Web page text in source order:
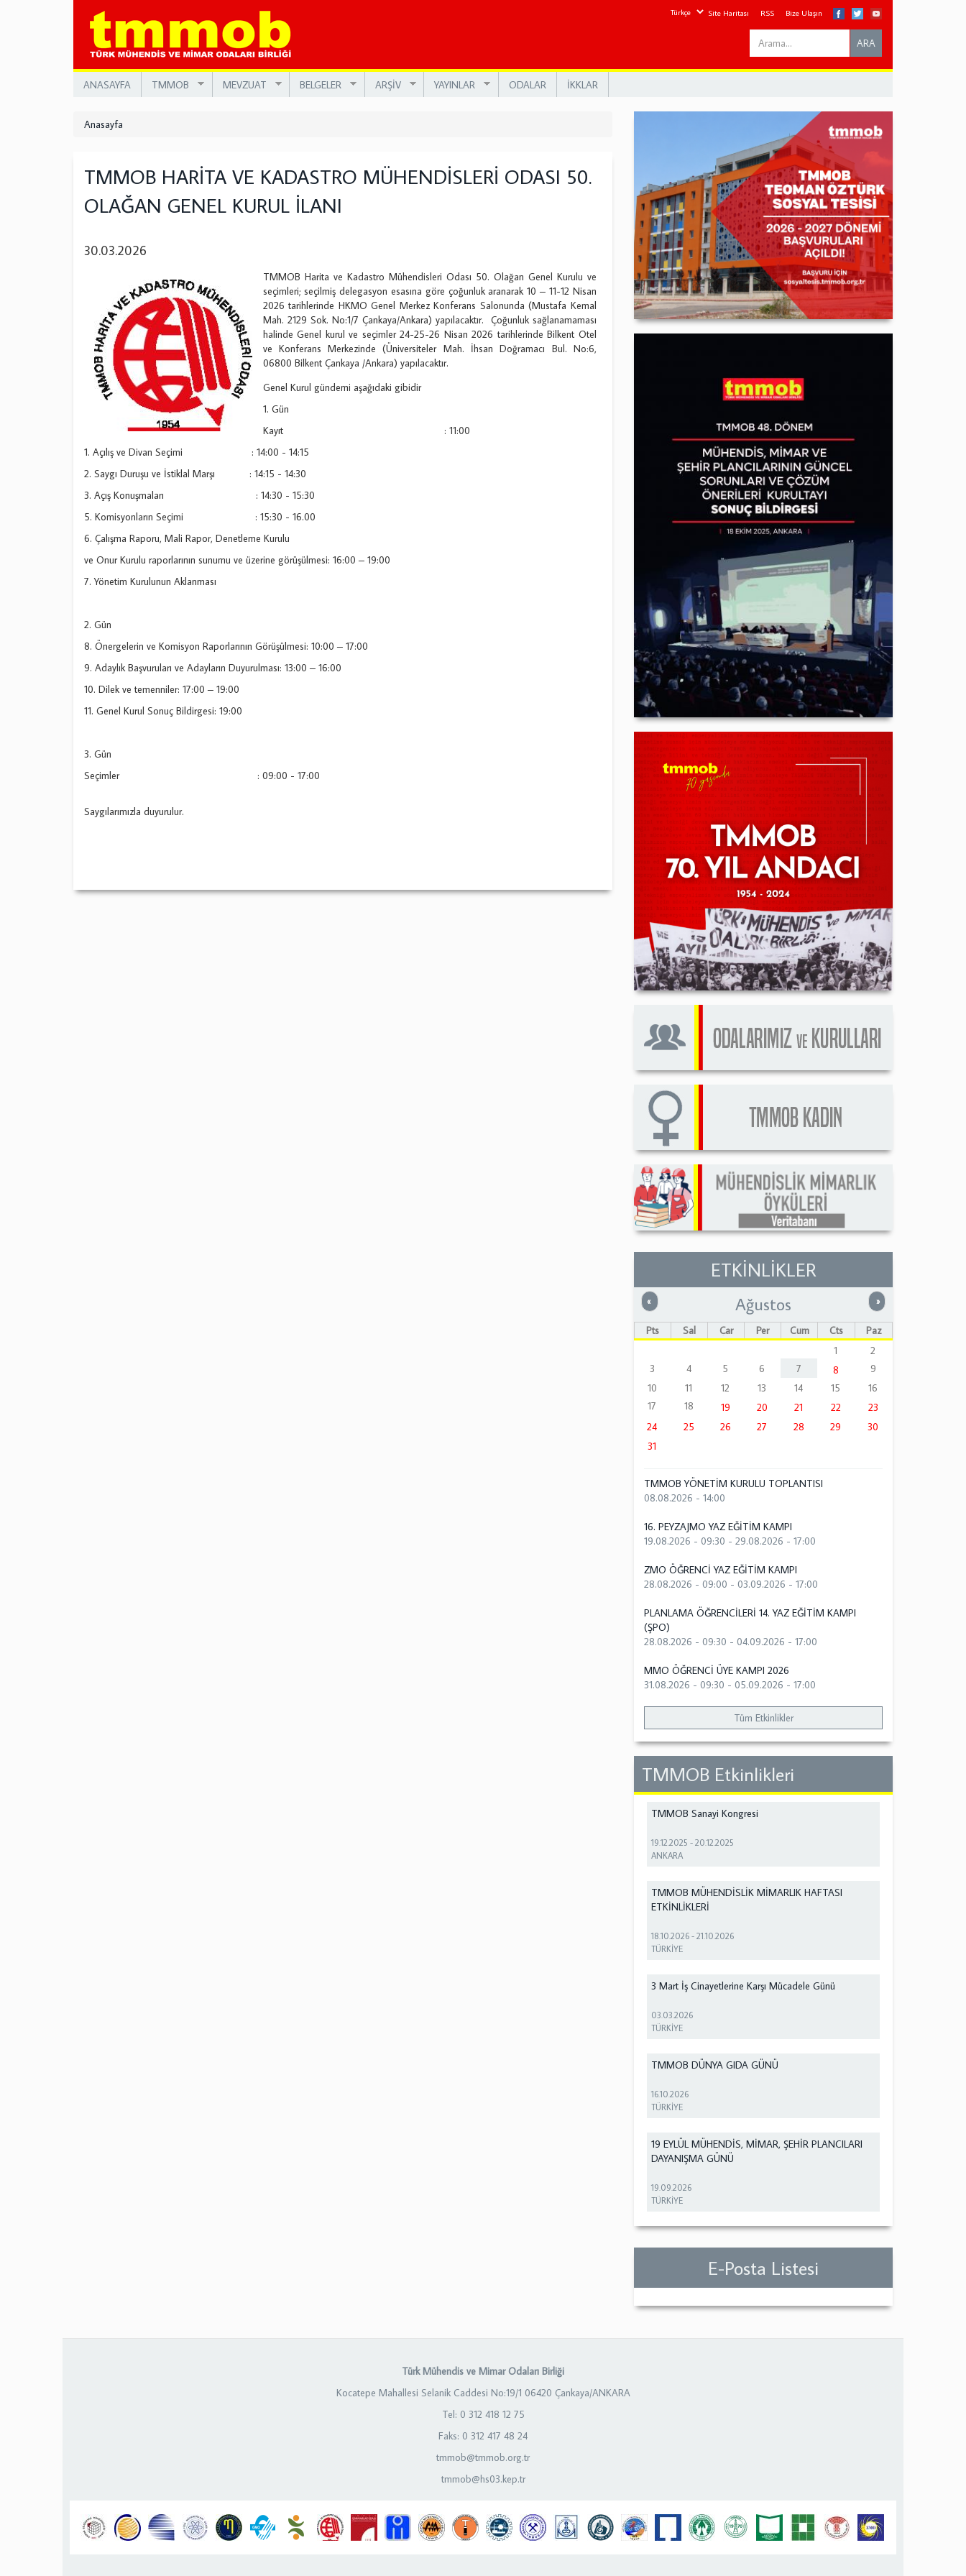
Site Haritası RSS Bize Ulaşın
Search
this
ARA
ANASAYFA TMMOB MEVZUAT BELGELER ARŞİV YAYINLAR ODALAR İKKLAR
Anasayfa
TMMOB HARİTA VE KADASTRO MÜHENDİSLERİ ODASI 50.
OLAĞAN GENEL KURUL İLANI
30.03.2026
TMMOB Harita ve Kadastro Mühendisleri Odası 50. Olağan Genel Kurulu ve
seçimleri; seçilmiş delegasyon esasına göre çoğunluk aranarak 10 – 11-12 Nisan
2026 tarihlerinde HKMO Genel Merkez Konferans Salonunda (Mustafa Kemal
Mah. 2129 Sok. No:1/7 Çankaya/Ankara) yapılacaktır. Çoğunluk sağlanamaması
halinde Genel kurul ve seçimler 24-25-26 Nisan 2026 tarihlerinde Bilkent Otel
ve Konferans Merkezinde (Üniversiteler Mah. İhsan Doğramacı Bul. No:6,
06800 Bilkent Çankaya /Ankara) yapılacaktır.
Genel Kurul gündemi aşağıdaki gibidir
1. Gün
Kayıt : 11:00
1. Açılış ve Divan Seçimi : 14:00 - 14:15
2. Saygı Duruşu ve İstiklal Marşı : 14:15 - 14:30
3. Açış Konuşmaları : 14:30 - 15:30
5. Komisyonların Seçimi : 15:30 - 16.00
6. Çalışma Raporu, Mali Rapor, Denetleme Kurulu
ve Onur Kurulu raporlarının sunumu ve üzerine görüşülmesi: 16:00 – 19:00
7. Yönetim Kurulunun Aklanması
2. Gün
8. Önergelerin ve Komisyon Raporlarının Görüşülmesi: 10:00 – 17:00
9. Adaylık Başvuruları ve Adayların Duyurulması: 13:00 – 16:00
10. Dilek ve temenniler: 17:00 – 19:00
11. Genel Kurul Sonuç Bildirgesi: 19:00
3. Gün
Seçimler : 09:00 - 17:00
Saygılarımızla duyurulur.
ETKİNLİKLER
« Önceki »Sonraki
Ağustos
Pts Sal Çar Per Cum Cts
Paz
1
2
3
4 5 6 7 8
9
10
11 12 13 14 15
16
17
18 19 20 21 22
23
24
25 26 27 28 29
30
31
TMMOB YÖNETİM KURULU TOPLANTISI
08.08.2026 - 14:00
16. PEYZAJMO YAZ EĞİTİM KAMPI
19.08.2026 - 09:30 -29.08.2026 - 17:00
ZMO ÖĞRENCİ YAZ EĞİTİM KAMPI
28.08.2026 - 09:00 -03.09.2026 - 17:00
PLANLAMA ÖĞRENCİLERİ 14. YAZ EĞİTİM KAMPI
(ŞPO)
28.08.2026 - 09:30 -04.09.2026 - 17:00
MMO ÖĞRENCİ ÜYE KAMPI 2026
31.08.2026 - 09:30 -05.09.2026 - 17:00
Tüm Etkinlikler
TMMOB Etkinlikleri
TMMOB Sanayi Kongresi
19.12.2025 -20.12.2025
ANKARA
TMMOB MÜHENDİSLİK MİMARLIK HAFTASI
ETKİNLİKLERİ
18.10.2026 -21.10.2026
TÜRKİYE
3 Mart İş Cinayetlerine Karşı Mücadele Günü
03.03.2026
TÜRKİYE
TMMOB DÜNYA GIDA GÜNÜ
16.10.2026
TÜRKİYE
19 EYLÜL MÜHENDİS, MİMAR, ŞEHİR PLANCILARI
DAYANIŞMA GÜNÜ
19.09.2026
TÜRKİYE
E-Posta Listesi
Türk Mühendis ve Mimar Odaları Birliği
Kocatepe Mahallesi Selanik Caddesi No:19/1 06420 Çankaya/ANKARA
Tel: 0 312 418 12 75
Faks: 0 312 417 48 24
tmmob@tmmob.org.tr
tmmob@hs03.kep.tr